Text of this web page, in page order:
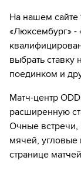
13´ Вальдемар
спокойно
13´ Судья
команды
14´ Удар от
15´ Германия
На нашем сайте
«Люксембург» -
выбрать ставку
поединком и
Матч-центр
расширенную
Очные встречи,
мячей, угловые
странице